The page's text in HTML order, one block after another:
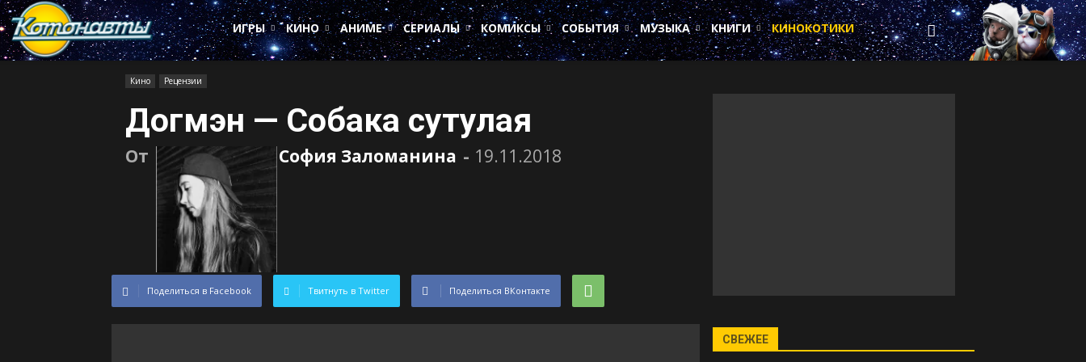
Котонавты
ИГРЫ
КИНО АНИМЕ СЕРИАЛЫ КОМИКСЫ СОБЫТИЯ МУЗЫКА КНИГИ КИНОКОТИКИ
Кино Рецензии
Догмэн — Собака сутулая
От София Заломанина - 19.11.2018
Поделиться в Facebook Твитнуть в Twitter Поделиться ВКонтакте
СВЕЖЕЕ